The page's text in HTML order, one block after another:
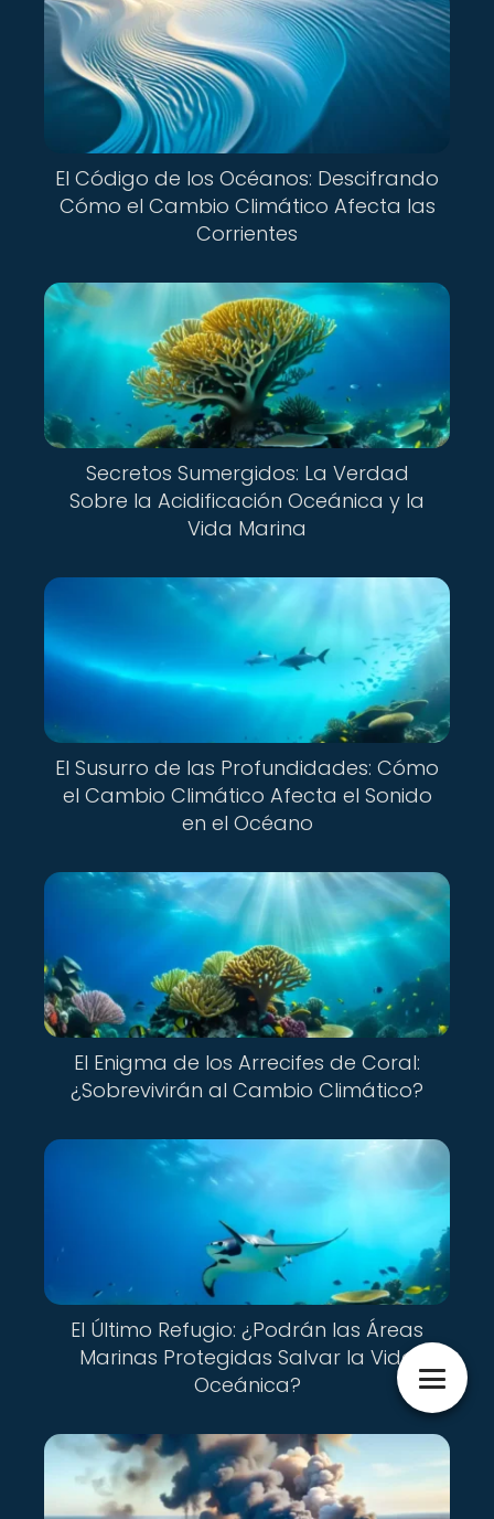
El Código de los Océanos: Descifrando
Cómo el Cambio Climático Afecta las
Corrientes
Secretos Sumergidos: La Verdad
Sobre la Acidificación Oceánica y la
Vida Marina
El Susurro de las Profundidades: Cómo
el Cambio Climático Afecta el Sonido
en el Océano
El Enigma de los Arrecifes de Coral:
¿Sobrevivirán al Cambio Climático?
El Último Refugio: ¿Podrán las Áreas
Marinas Protegidas Salvar la Vida
Oceánica?